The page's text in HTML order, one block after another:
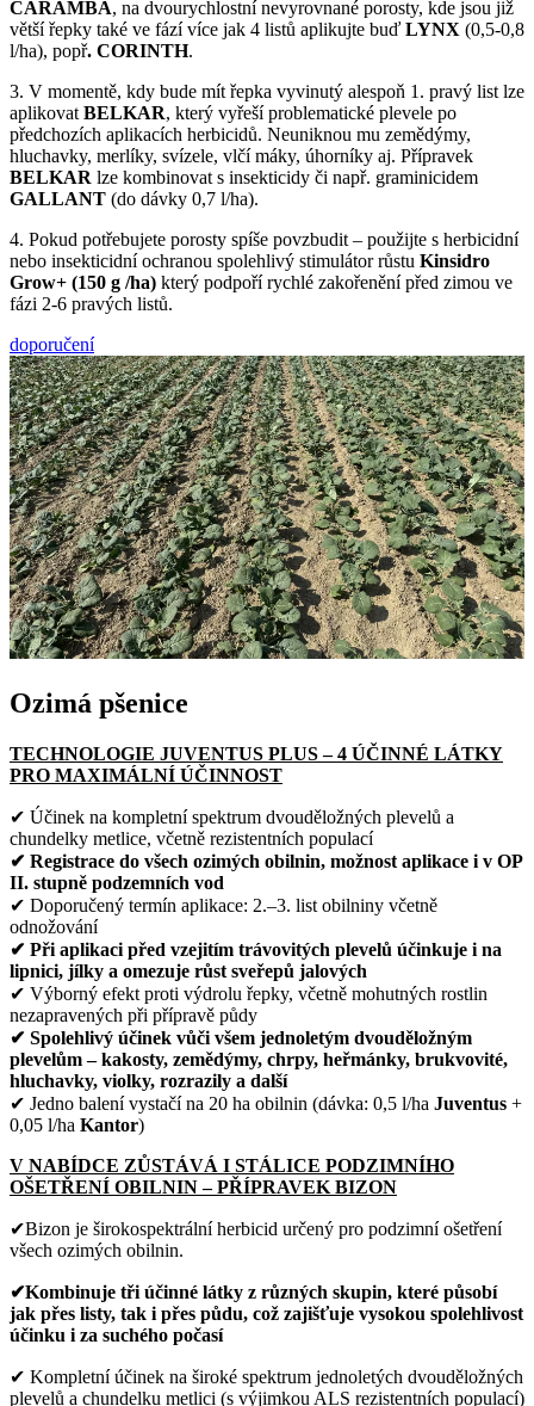
CARAMBA, na dvourychlostní nevyrovnané porosty, kde jsou již
větší řepky také ve fází více jak 4 listů aplikujte buď LYNX (0,5-0,8
l/ha), popř. CORINTH.
3. V momentě, kdy bude mít řepka vyvinutý alespoň 1. pravý list lze
aplikovat BELKAR, který vyřeší problematické plevele po
předchozích aplikacích herbicidů. Neuniknou mu zemědýmy,
hluchavky, merlíky, svízele, vlčí máky, úhorníky aj. Přípravek
BELKAR lze kombinovat s insekticidy či např. graminicidem
GALLANT (do dávky 0,7 l/ha).
4. Pokud potřebujete porosty spíše povzbudit – použijte s herbicidní
nebo insekticidní ochranou spolehlivý stimulátor růstu Kinsidro
Grow+ (150 g /ha) který podpoří rychlé zakořenění před zimou ve
fázi 2-6 pravých listů.
doporučení
Ozimá pšenice
TECHNOLOGIE JUVENTUS PLUS – 4 ÚČINNÉ LÁTKY
PRO MAXIMÁLNÍ ÚČINNOST
✔ Účinek na kompletní spektrum dvouděložných plevelů a
chundelky metlice, včetně rezistentních populací
✔ Registrace do všech ozimých obilnin, možnost aplikace i v OP
II. stupně podzemních vod
✔ Doporučený termín aplikace: 2.–3. list obilniny včetně
odnožování
✔ Při aplikaci před vzejitím trávovitých plevelů účinkuje i na
lipnici, jílky a omezuje růst sveřepů jalových
✔ Výborný efekt proti výdrolu řepky, včetně mohutných rostlin
nezapravených při přípravě půdy
✔ Spolehlivý účinek vůči všem jednoletým dvouděložným
plevelům – kakosty, zemědýmy, chrpy, heřmánky, brukvovité,
hluchavky, violky, rozrazily a další
✔ Jedno balení vystačí na 20 ha obilnin (dávka: 0,5 l/ha Juventus +
0,05 l/ha Kantor)
V NABÍDCE ZŮSTÁVÁ I STÁLICE PODZIMNÍHO
OŠETŘENÍ OBILNIN – PŘÍPRAVEK BIZON
✔Bizon je širokospektrální herbicid určený pro podzimní ošetření
všech ozimých obilnin.
✔Kombinuje tři účinné látky z různých skupin, které působí
jak přes listy, tak i přes půdu, což zajišťuje vysokou spolehlivost
účinku i za suchého počasí
✔ Kompletní účinek na široké spektrum jednoletých dvouděložných
plevelů a chundelku metlici (s výjimkou ALS rezistentních populací)